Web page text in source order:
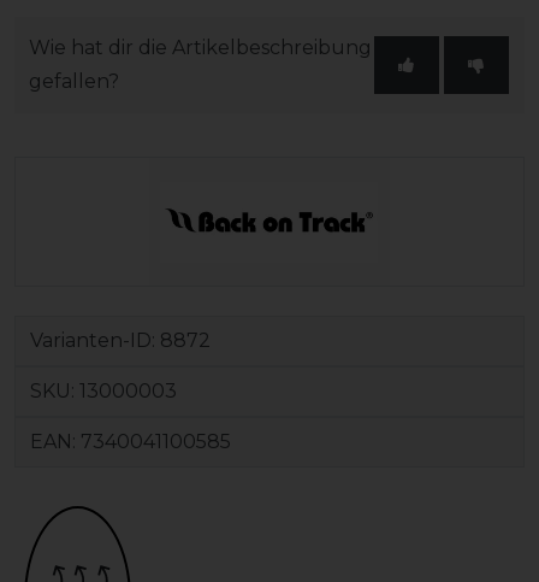
Wie hat dir die Artikelbeschreibung
gefallen?
Varianten-ID: 8872
SKU: 13000003
EAN: 7340041100585